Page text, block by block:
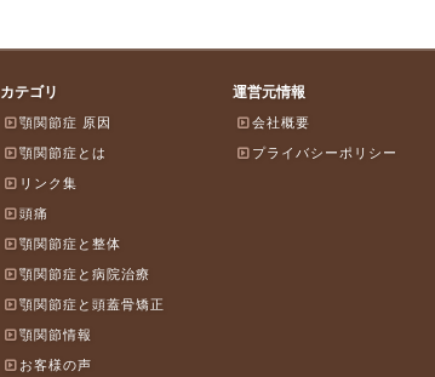
カテゴリ
顎関節症 原因
顎関節症とは
リンク集
頭痛
顎関節症と整体
顎関節症と病院治療
顎関節症と頭蓋骨矯正
顎関節情報
お客様の声
運営元情報
会社概要
プライバシーポリシー